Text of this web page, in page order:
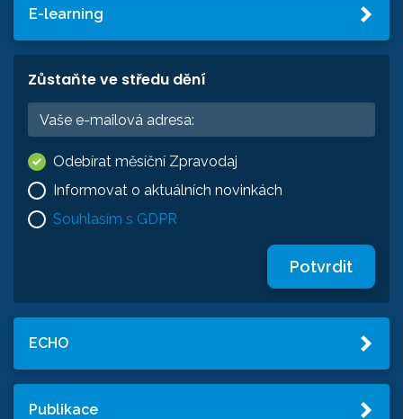
E-learning
Zůstaňte ve středu dění
Odebírat měsíční Zpravodaj
Informovat o aktuálních novinkách
Souhlasím s GDPR
Potvrdit
ECHO
Publikace